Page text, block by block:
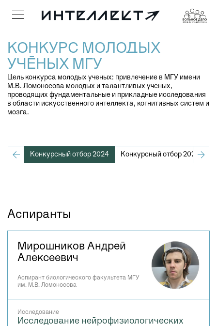
КОНКУРС МОЛОДЫХ
УЧЁНЫХ МГУ
Цель конкурса молодых ученых: привлечение в МГУ имени
М.В. Ломоносова молодых и талантливых ученых,
проводящих фундаментальные и прикладные исследования
в области искусственного интеллекта, когнитивных систем и
мозга.
2021 Конкурсный отбор 2024 Конкурсный отбор 2022
Аспиранты
Мирошников Андрей
Алексеевич
Аспирант биологического факультета МГУ
им. М.В. Ломоносова
Исследование
Исследование нейрофизиологических